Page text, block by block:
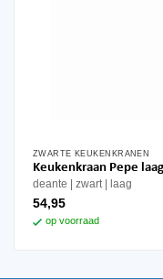
ZWARTE KEUKENKRANEN
Keukenkraan Pepe
deante zwart laag
54,95
op voorraad